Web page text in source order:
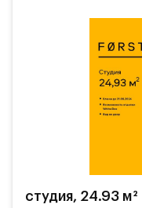
студия, 24.93 м²